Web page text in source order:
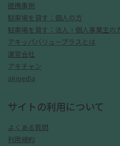
提携事例
駐車場を貸す：個人の方
駐車場を貸す：法人・個人事業主の
アキッパバリュープラスとは
運営会社
アキチャン
akipedia
サイトの利用について
よくある質問
利用規約